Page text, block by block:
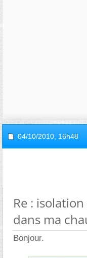
04/10/2010, 16h48
Re :
dans ma
Bonjour.